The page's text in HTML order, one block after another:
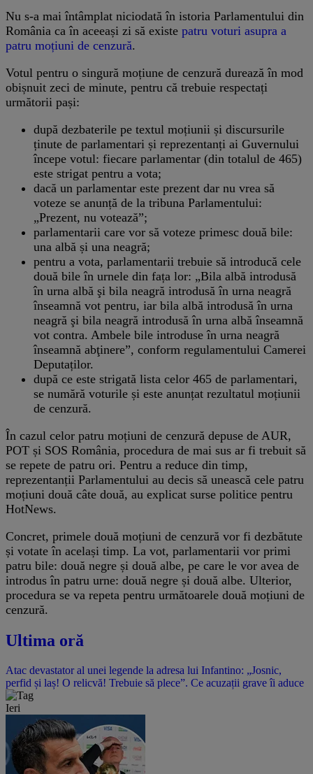
Nu s-a mai întâmplat niciodată în istoria Parlamentului din
România ca în aceeași zi să existe patru voturi asupra a
patru moțiuni de cenzură.
Votul pentru o singură moțiune de cenzură durează în mod
obișnuit zeci de minute, pentru că trebuie respectați
următorii pași:
după dezbaterile pe textul moțiunii și discursurile
ținute de parlamentari și reprezentanți ai Guvernului
începe votul: fiecare parlamentar (din totalul de 465)
este strigat pentru a vota;
dacă un parlamentar este prezent dar nu vrea să
voteze se anunță de la tribuna Parlamentului:
„Prezent, nu votează”;
parlamentarii care vor să voteze primesc două bile:
una albă și una neagră;
pentru a vota, parlamentarii trebuie să introducă cele
două bile în urnele din fața lor: „Bila albă introdusă
în urna albă şi bila neagră introdusă în urna neagră
înseamnă vot pentru, iar bila albă introdusă în urna
neagră şi bila neagră introdusă în urna albă înseamnă
vot contra. Ambele bile introduse în urna neagră
înseamnă abţinere”, conform regulamentului Camerei
Deputaților.
după ce este strigată lista celor 465 de parlamentari,
se numără voturile și este anunțat rezultatul moțiunii
de cenzură.
În cazul celor patru moțiuni de cenzură depuse de AUR,
POT și SOS România, procedura de mai sus ar fi trebuit să
se repete de patru ori. Pentru a reduce din timp,
reprezentanții Parlamentului au decis să unească cele patru
moțiuni două câte două, au explicat surse politice pentru
HotNews.
Concret, primele două moțiuni de cenzură vor fi dezbătute
și votate în același timp. La vot, parlamentarii vor primi
patru bile: două negre și două albe, pe care le vor avea de
introdus în patru urne: două negre și două albe. Ulterior,
procedura se va repeta pentru următoarele două moțiuni de
cenzură.
Ultima oră
Atac devastator al unei legende la adresa lui Infantino: „Josnic,
perfid și laș! O relicvă! Trebuie să plece”. Ce acuzații grave îi aduce
Ieri